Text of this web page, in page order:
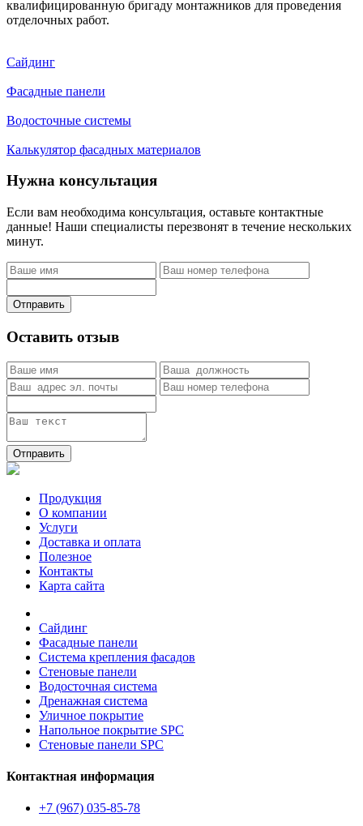
квалифицированную бригаду монтажников для проведения
отделочных работ.
Сайдинг
Фасадные панели
Водосточные системы
Калькулятор фасадных материалов
Нужна консультация
Если вам необходима консультация, оставьте контактные
данные! Наши специалисты перезвонят в течение нескольких
минут.
Отправить
Оставить отзыв
Отправить
Продукция
О компании
Услуги
Доставка и оплата
Полезное
Контакты
Карта сайта
Сайдинг
Фасадные панели
Система крепления фасадов
Стеновые панели
Водосточная система
Дренажная система
Уличное покрытие
Напольное покрытие SPC
Стеновые панели SPC
Контактная информация
+7 (967) 035-85-78